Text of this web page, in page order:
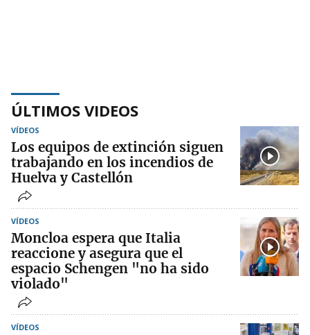
ÚLTIMOS VIDEOS
VÍDEOS
Los equipos de extinción siguen
trabajando en los incendios de
Huelva y Castellón
VÍDEOS
Moncloa espera que Italia
reaccione y asegura que el
espacio Schengen "no ha sido
violado"
VÍDEOS